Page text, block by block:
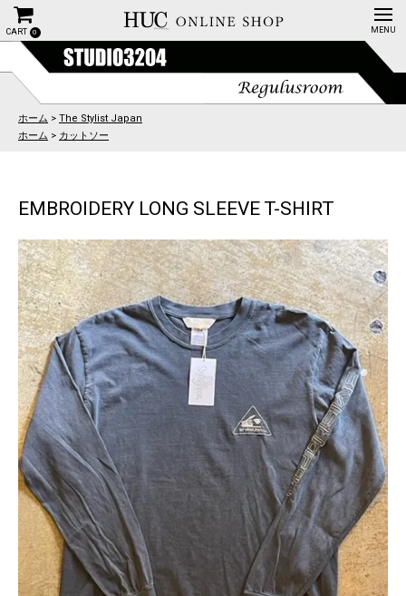
CART 0
ホーム >The Stylist Japan
ホーム > カットソー
EMBROIDERY LONG SLEEVE T-SHIRT